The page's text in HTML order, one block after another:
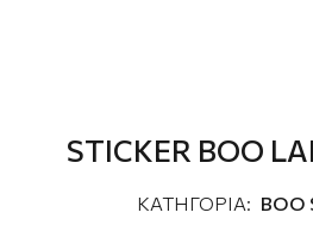
STICKER BOO
ΚΑΤΗΓΟΡΙΑ: ΒΟΟ